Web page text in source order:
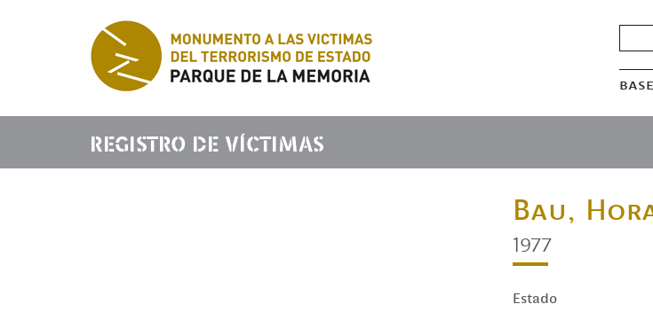
REGISTRO DE VÍCTIMAS
Bau,
1977
Estado